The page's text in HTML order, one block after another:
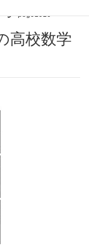
peg01010